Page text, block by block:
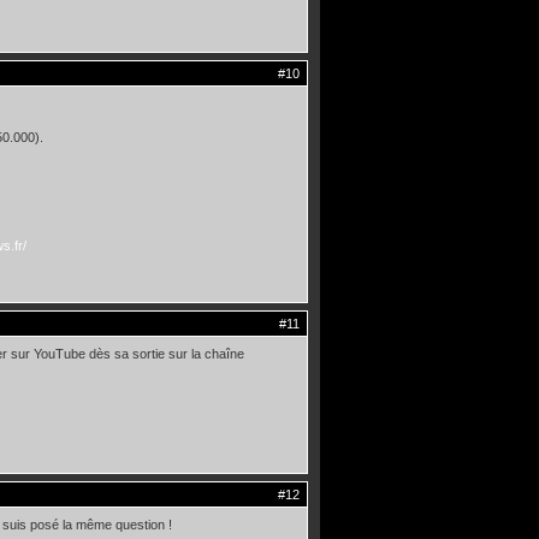
#10
#11
sur YouTube dès sa sortie sur la chaîne
#12
posé la même question !